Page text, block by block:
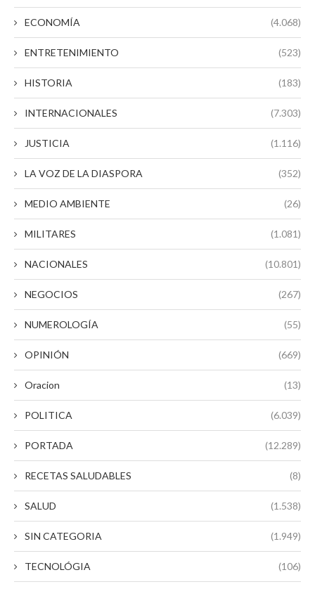
ECONOMÍA (4.068)
ENTRETENIMIENTO (523)
HISTORIA (183)
INTERNACIONALES (7.303)
JUSTICIA (1.116)
LA VOZ DE LA DIASPORA (352)
MEDIO AMBIENTE (26)
MILITARES (1.081)
NACIONALES (10.801)
NEGOCIOS (267)
NUMEROLOGÍA (55)
OPINIÓN (669)
Oracion (13)
POLITICA (6.039)
PORTADA (12.289)
RECETAS SALUDABLES (8)
SALUD (1.538)
SIN CATEGORIA (1.949)
TECNOLÓGIA (106)